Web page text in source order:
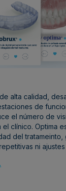
alta calidad,
de
el número de
clínico. Optima
del
ni